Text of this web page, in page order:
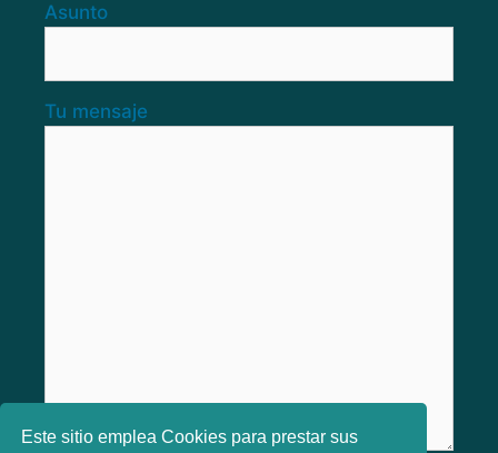
Este sitio emplea Cookies para prestar sus
Asunto
Tu mensaje